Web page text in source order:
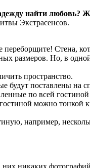
найти любовь?
Экстрасенсов.
Стена,
размеров. Но, в
пространство.
будут поставлены на
по всей
можно тонкой
например,
никаких